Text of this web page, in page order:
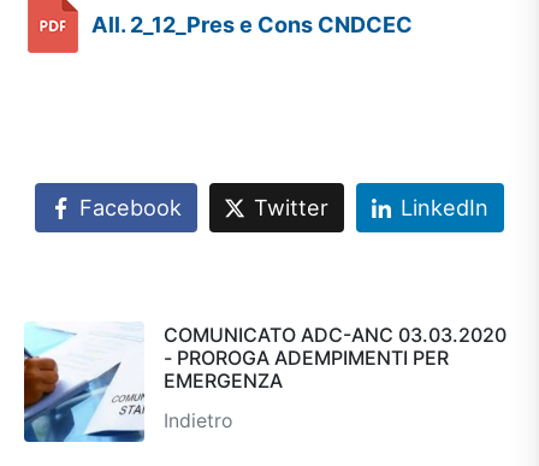
All. 2_12_Pres e Cons CNDCEC
Facebook Twitter LinkedIn
COMUNICATO ADC-ANC 03.03.2020
- PROROGA ADEMPIMENTI PER
EMERGENZA
Indietro